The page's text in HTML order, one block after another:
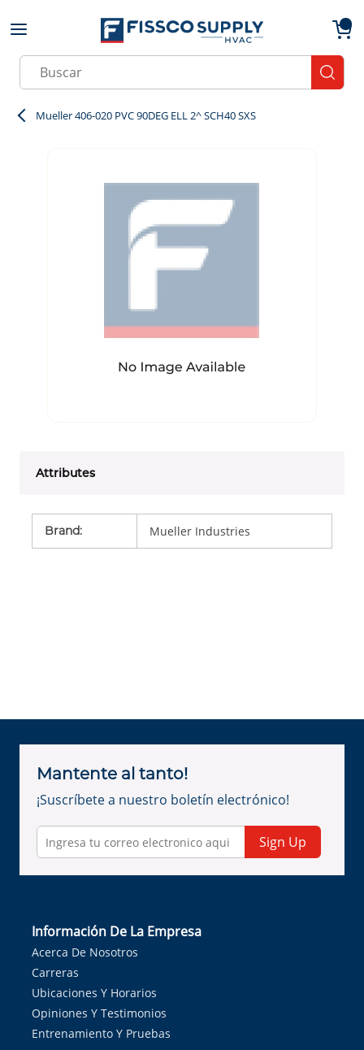
Skip to main content
Site Search
Mueller 406-020 PVC 90DEG ELL 2^ SCH40 SXS
Attributes
Brand: Mueller Industries
Mantente al tanto!
¡Suscríbete a nuestro boletín electrónico!
Sign Up
Información De La Empresa
Acerca De Nosotros
Carreras
Ubicaciones Y Horarios
Opiniones Y Testimonios
Entrenamiento Y Pruebas